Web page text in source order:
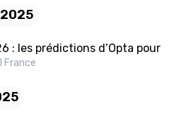
: les prédictions d’Opta pour
France